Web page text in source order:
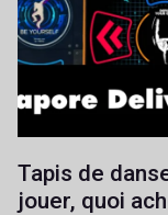
Tapis de
jouer, quoi